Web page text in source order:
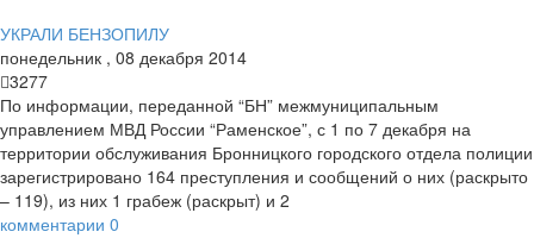
УКРАЛИ БЕНЗОПИЛУ
понедельник , 08 декабря 2014
3277
По информации, переданной “БН” межмуниципальным
управлением МВД России “Раменское”, с 1 по 7 декабря на
территории обслуживания Бронницкого городского отдела полиции
зарегистрировано 164 преступления и сообщений о них (раскрыто
– 119), из них 1 грабеж (раскрыт) и 2
комментарии 0